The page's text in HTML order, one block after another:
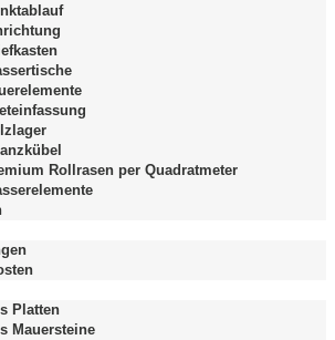
Rollrasen per Quadratmeter
Platten
Mauersteine